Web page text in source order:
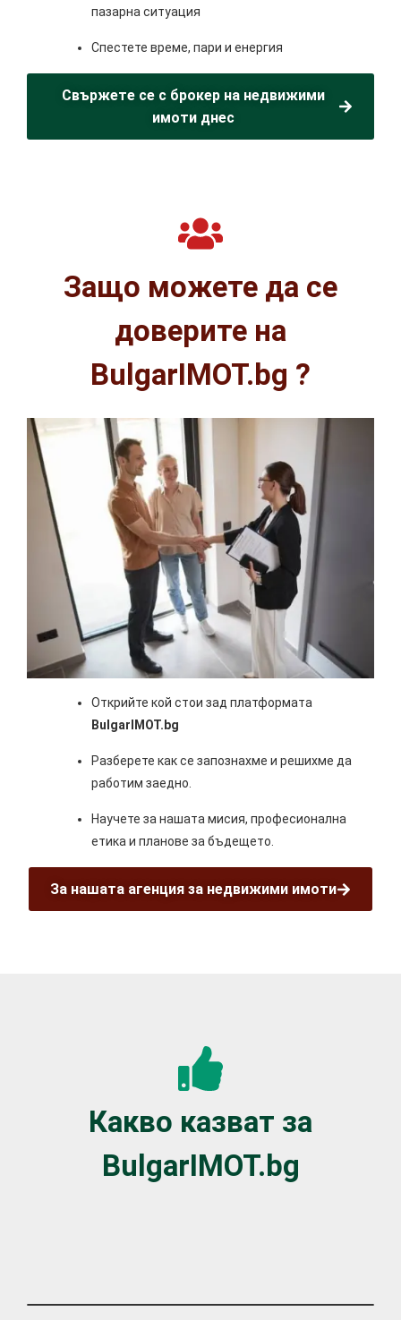
пазарна ситуация
Спестете време, пари и енергия
Свържете се с брокер на недвижими
имоти днес
Защо можете да се
доверите на
BulgarIMOT.bg ?
Открийте кой стои зад платформата
BulgarIMOT.bg
Разберете как се запознахме и решихме да
работим заедно.
Научете за нашата мисия, професионална
етика и планове за бъдещето.
За нашата агенция за недвижими имоти
Какво казват за
BulgarIMOT.bg